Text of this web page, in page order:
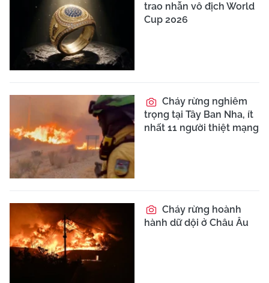
trao nhẫn vô địch World
Cup 2026
Cháy rừng nghiêm
trọng tại Tây Ban Nha, ít
nhất 11 người thiệt mạng
Cháy rừng hoành
hành dữ dội ở Châu Âu